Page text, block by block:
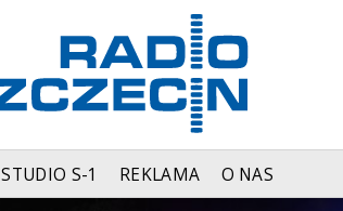
STUDIO S-1 REKLAMA O NAS